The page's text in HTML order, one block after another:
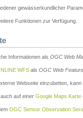
gewässerkundlicher
Funktionen zur Verfügung.
Informationen als OGC Web
WFS als OGC Web
Webseite einzubetten, kann
auf einer Google Maps Karte
OGC Sensor Observation